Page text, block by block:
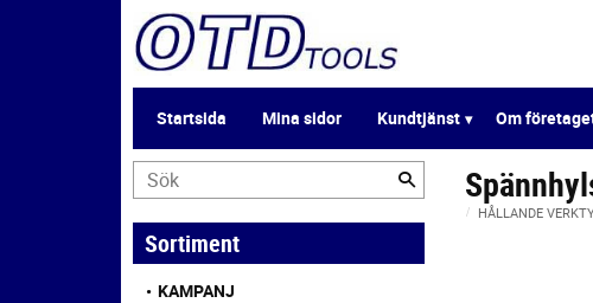
Startsida Mina sidor Kundtjänst Om
HÅLLANDE
Sortiment
KAMPANJ